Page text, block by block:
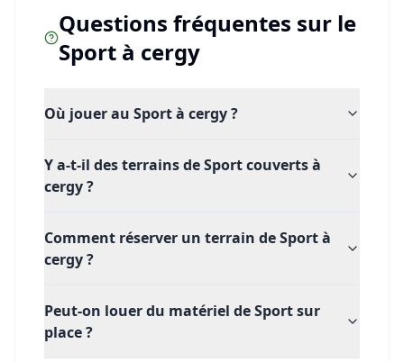
votre terrain de foot-à-5 et venez faire trembler les
filets !
Questions fréquentes sur le
Sport à cergy
Où jouer au Sport à cergy ?
Y a-t-il des terrains de Sport couverts à
cergy ?
Comment réserver un terrain de Sport à
cergy ?
Peut-on louer du matériel de Sport sur
place ?